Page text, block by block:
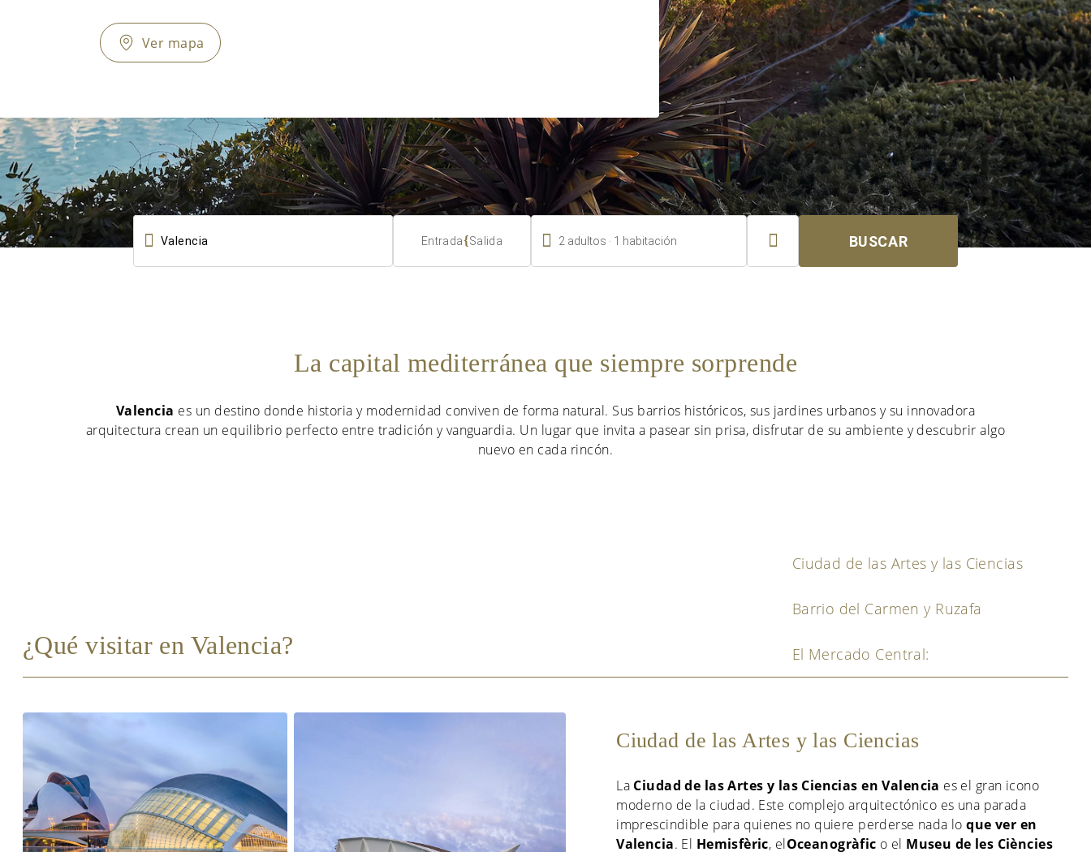
Ver mapa
 Entrada{Salida  2 adultos 1 habitación  BUSCAR
La capital mediterránea que siempre sorprende
Valencia es un destino donde historia y modernidad conviven de forma natural. Sus barrios históricos, sus jardines urbanos y su innovadora
arquitectura crean un equilibrio perfecto entre tradición y vanguardia. Un lugar que invita a pasear sin prisa, disfrutar de su ambiente y descubrir algo
nuevo en cada rincón.
¿Qué visitar en Valencia?
Ciudad de las Artes y las Ciencias
Barrio del Carmen y Ruzafa
El Mercado Central:
Ciudad de las Artes y las Ciencias
La Ciudad de las Artes y las Ciencias en Valencia es el gran icono
moderno de la ciudad. Este complejo arquitectónico es una parada
imprescindible para quienes no quiere perderse nada loque ver en
Valencia. El Hemisfèric, elOceanogràfic o el Museu de les Ciències